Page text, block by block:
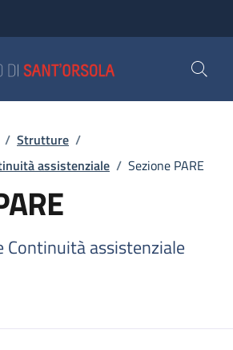
/ Strutture /
assistenziale / Sezione PARE
Continuità assistenziale